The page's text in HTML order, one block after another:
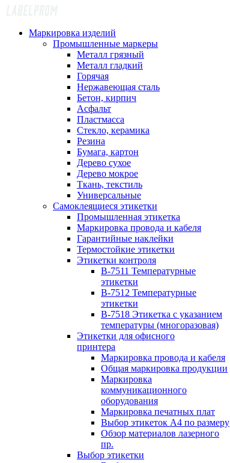
Маркировка изделий
Промышленные маркеры
Металл грязный
Металл гладкий
Горячая
Нержавеющая сталь
Бетон, кирпич
Асфальт
Пластмасса
Стекло, керамика
Резина
Бумага, картон
Дерево сухое
Дерево мокрое
Ткань, текстиль
Универсальные
Самоклеящиеся этикетки
Промышленная этикетка
Маркировка провода и кабеля
Гарантийные наклейки
Термостойкие этикетки
Этикетки контроля
B-7511 Температурные
этикетки
B-7512 Температурные
этикетки
B-7518 Этикетка с указанием
температуры (многоразовая)
Этикетки для офисного
принтера
Маркировка провода и кабеля
Общая маркировка продукции
Маркировка
коммуникационного
оборудования
Маркировка печатных плат
Выбор этикеток А4 по размеру
Обзор материалов лазерного
пр.
Выбор этикетки